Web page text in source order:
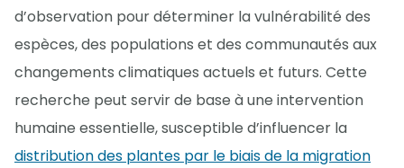
d’observation pour déterminer la vulnérabilité des
espèces, des populations et des communautés aux
changements climatiques actuels et futurs. Cette
recherche peut servir de base à une intervention
humaine essentielle, susceptible d’influencer la
distribution des plantes par le biais de la migration